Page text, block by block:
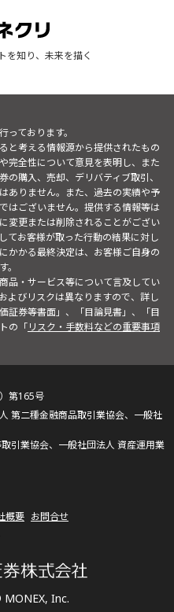
を知り、未来を描く
ております。
と考える情報源から提供されたもの
完全性について意見を表明し、また
購入、売却、デリバティブ取引、
ありません。また、過去の実績や予
はございません。提供する情報等は
変更または削除されることがござい
てお客様が取った行動の結果に対し
かかる最終決定は、お客様ご自身の
品・サービス等について言及してい
よびリスクは異なりますので、詳し
証券等書面」、「目論見書」、「目
の「リスク・手数料などの重要事項
MONEX, Inc.
第165号
第二種金融商品取引業協会、一般社
引業協会、一般社団法人 資産運用業
概要 お問合せ